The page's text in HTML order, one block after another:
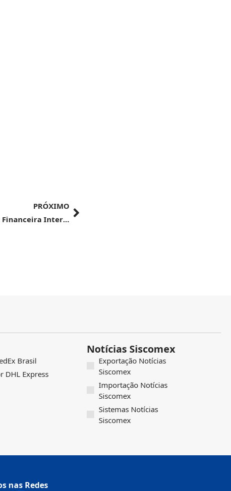
PRÓXIMO
G20 | Grupo de Trabalho de Arquitetura Financeira Internacional se reúne na Coreia
Brasil
DHL Express
Notícias Siscomex
Exportação Notícias
Siscomex
Importação Notícias
Siscomex
Sistemas Notícias
Siscomex
nas Redes